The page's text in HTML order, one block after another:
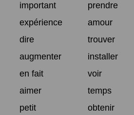
important
prendre
expérience
amour
dire
trouver
augmenter
installer
en fait
voir
aimer
temps
petit
obtenir